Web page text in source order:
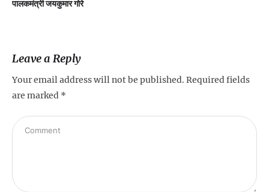
पालकमंत्री जयकुमार गोरे
Leave a Reply
Your email address will not be published. Required fields
are marked *